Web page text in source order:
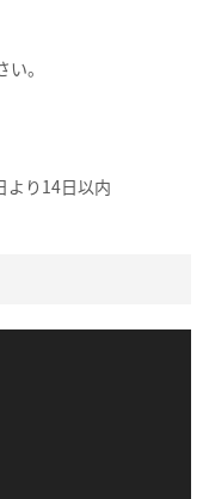
。
より14日以内